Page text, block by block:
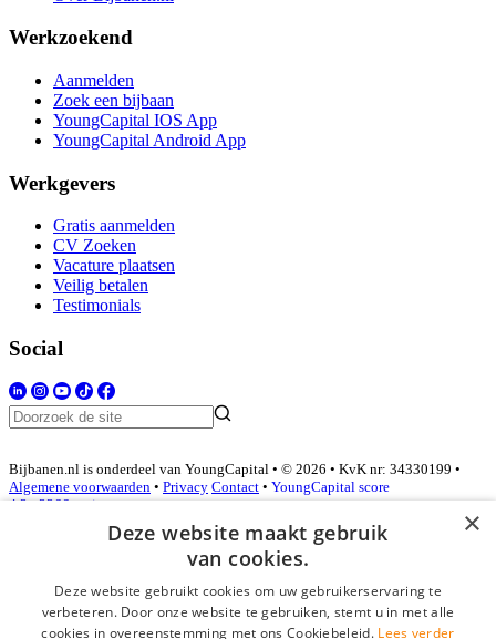
Werkzoekend
Aanmelden
Zoek een bijbaan
YoungCapital IOS App
YoungCapital Android App
Werkgevers
Gratis aanmelden
CV Zoeken
Vacature plaatsen
Veilig betalen
Testimonials
Social
Bijbanen.nl is onderdeel van YoungCapital • © 2026 • KvK nr: 34330199 •
Algemene voorwaarden • Privacy Contact • YoungCapital score
4.3 - 3366 reviews
Inloggen als bedrijf
*
×
Deze website maakt gebruik
van cookies.
Deze website gebruikt cookies om uw gebruikerservaring te
verbeteren. Door onze website te gebruiken, stemt u in met alle
cookies in overeenstemming met ons Cookiebeleid. Lees verder